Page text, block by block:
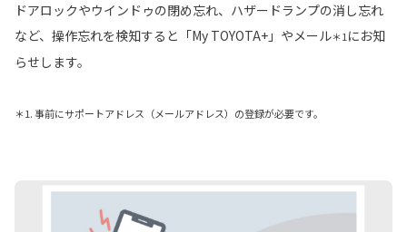
ドアロックやウインドゥの閉め忘れ、ハザードランプの消し忘れ
など、操作忘れを検知すると「My TOYOTA+」やメール＊1にお知
らせします。
＊1. 事前にサポートアドレス（メールアドレス）の登録が必要です。